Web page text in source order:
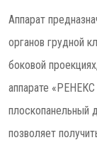
Аппарат
органов грудной
боковой
аппарате
плоскопанельный
позволяет